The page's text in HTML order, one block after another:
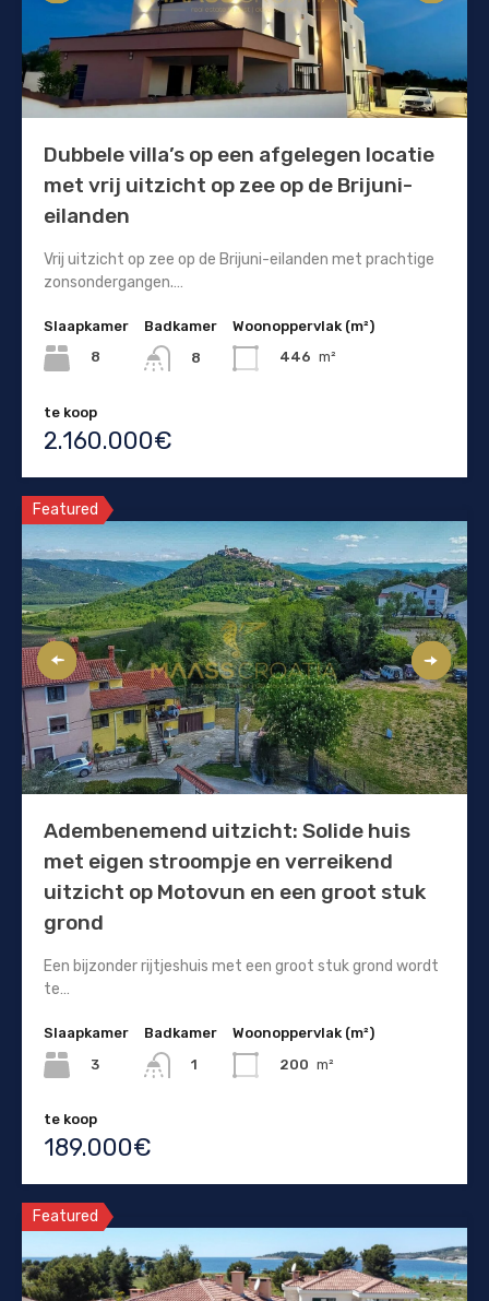
Dubbele villa’s op een afgelegen locatie
met vrij uitzicht op zee op de Brijuni-
eilanden
Vrij uitzicht op zee op de Brijuni-eilanden met prachtige
zonsondergangen.…
Slaapkamer
8
Badkamer
8
Woonoppervlak (m²)
446 m²
te koop
2.160.000€
Featured
Adembenemend uitzicht: Solide huis
met eigen stroompje en verreikend
uitzicht op Motovun en een groot stuk
grond
Een bijzonder rijtjeshuis met een groot stuk grond wordt
te…
Slaapkamer
3
Badkamer
1
Woonoppervlak (m²)
200 m²
te koop
189.000€
Featured